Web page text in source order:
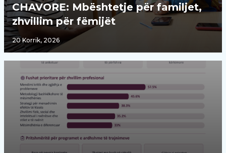
CHAVORE: Mbështetje për familjet,
zhvillim për fëmijët
20 Korrik, 2026